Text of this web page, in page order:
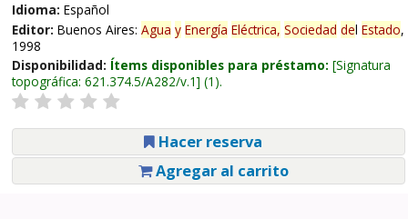
Idioma: Español
Editor: Buenos Aires: Agua y Energía Eléctrica, Sociedad del Estado,
1998
Disponibilidad: Ítems disponibles para préstamo: Signatura
topográfica: 621.374.5/A282/v.1 (1).
Hacer reserva
Agregar al carrito